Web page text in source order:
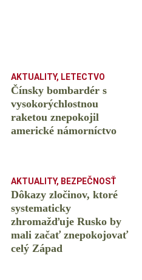
AKTUALITY, LETECTVO
Čínsky bombardér s
vysokorýchlostnou
raketou znepokojil
americké námorníctvo
AKTUALITY, BEZPEČNOSŤ
Dôkazy zločinov, ktoré
systematicky
zhromažďuje Rusko by
mali začať znepokojovať
celý Západ